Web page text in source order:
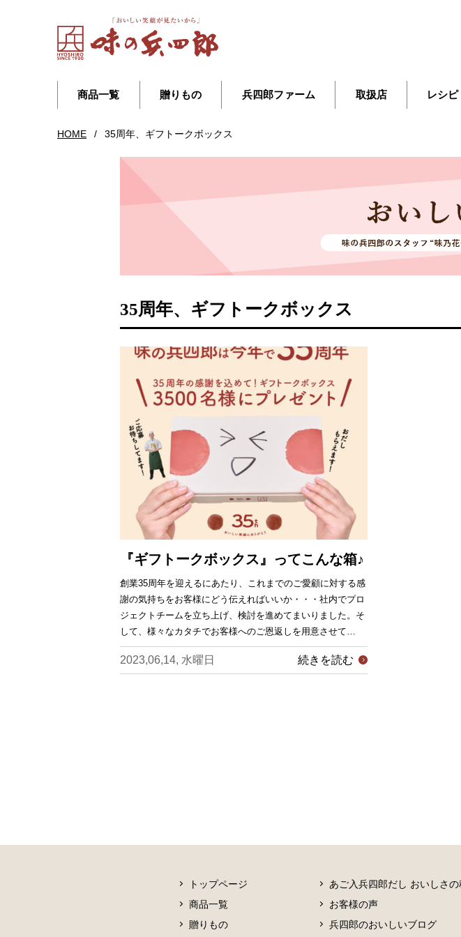
商品一覧 贈りもの 兵四郎ファーム 取扱店 レシピ
HOME / 35周年、ギフトークボックス
35周年、ギフトークボックス
『ギフトークボックス』ってこんな箱♪
創業35周年を迎えるにあたり、これまでのご愛顧に対する感
謝の気持ちをお客様にどう伝えればいいか・・・社内でプロ
ジェクトチームを立ち上げ、検討を進めてまいりました。そ
して、様々なカタチでお客様へのご恩返しを用意させて…
2023,06,14, 水曜日 続きを読む
トップページ
商品一覧
贈りもの
あご入兵四郎だし おいしさ
お客様の声
兵四郎のおいしいブログ